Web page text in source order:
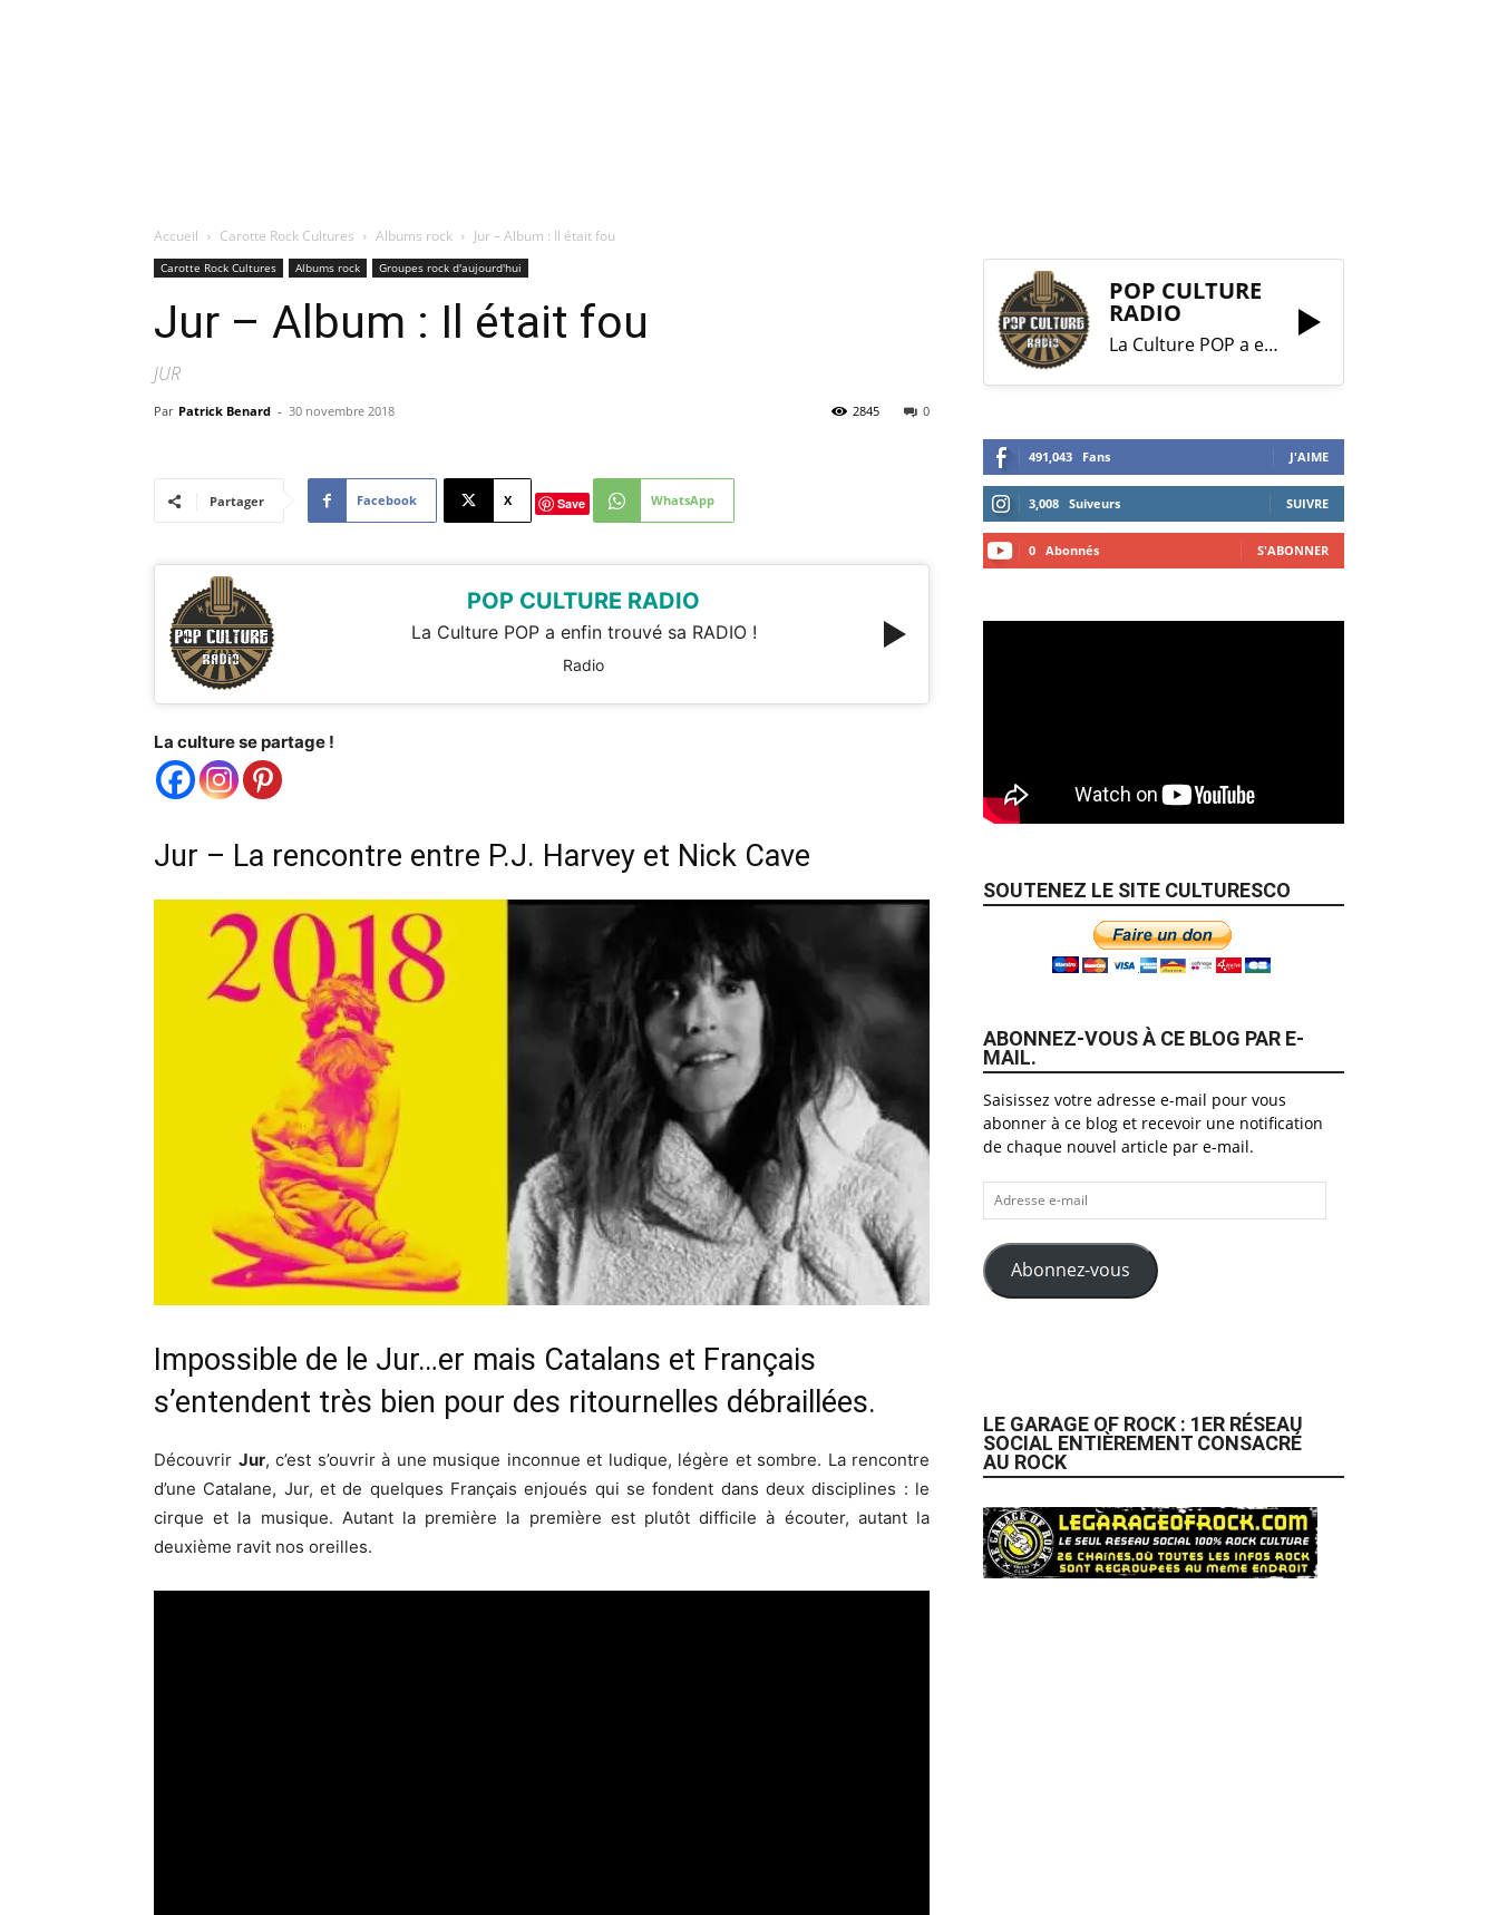
Accueil Carotte Rock Cultures Albums rock Jur – Album : Il était fou
Carotte Rock Cultures Albums rock Groupes rock d'aujourd'hui
Jur – Album : Il était fou
JUR
Par Patrick Benard - 30 novembre 2018 0
2845
Partager Facebook X Save WhatsApp
POP CULTURE RADIO
La Culture POP a enfin trouvé sa RADIO !
Radio
La culture se partage !
Jur – La rencontre entre P.J. Harvey et Nick Cave
Impossible de le Jur…er mais Catalans et Français
s’entendent très bien pour des ritournelles débraillées.
Découvrir Jur, c’est s’ouvrir à une musique inconnue et ludique, légère et sombre. La rencontre
d’une Catalane, Jur, et de quelques Français enjoués qui se fondent dans deux disciplines : le
cirque et la musique. Autant la première la première est plutôt difficile à écouter, autant la
deuxième ravit nos oreilles.
POP CULTURE
RADIO
La Culture POP a enfin trouvé sa RADIO !
491,043 Fans J'AIME
3,008 Suiveurs SUIVRE
0 Abonnés S'ABONNER
SOUTENEZ LE SITE CULTURESCO
ABONNEZ-VOUS À CE BLOG PAR E-
MAIL.
Saisissez votre adresse e-mail pour vous
abonner à ce blog et recevoir une notification
de chaque nouvel article par e-mail.
Adresse
e-
mail
Abonnez-vous
LE GARAGE OF ROCK : 1ER RÉSEAU
SOCIAL ENTIÈREMENT CONSACRÉ
AU ROCK